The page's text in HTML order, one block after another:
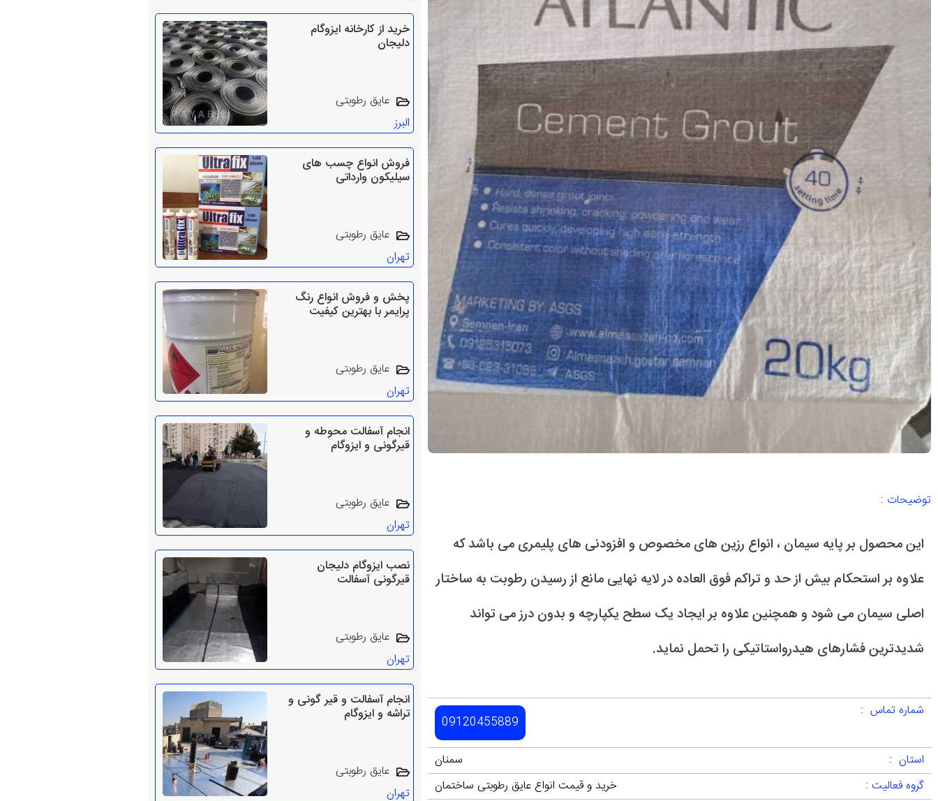
توضیحات :
این محصول بر پایه سیمان ، انواع رزین های مخصوص و افزودنی های پلیمری می باشد که
علاوه بر استحکام بیش از حد و تراکم فوق العاده در لایه نهایی مانع از رسیدن رطوبت به ساختار
اصلی سیمان می شود و همچنین علاوه بر ایجاد یک سطح یکپارچه و بدون درز می تواند
شدیدترین فشارهای هیدرواستاتیکی را تحمل نماید.
شماره تماس :
09120455889
استان :
سمنان
گروه فعالیت :
خرید و قیمت انواع عایق رطوبتی ساختمان
خرید از کارخانه ایزوگام
دلیجان
عایق رطوبتی
البرز
فروش انواع چسب های
سیلیکون وارداتی
عایق رطوبتی
تهران
پخش و فروش انواع رنگ
پرایمر با بهترین کیفیت
عایق رطوبتی
تهران
انجام آسفالت محوطه و
قیرگونی و ایزوگام
عایق رطوبتی
تهران
نصب ایزوگام دلیجان
قیرگونی آسفالت
عایق رطوبتی
تهران
انجام آسفالت و قیر گونی و
تراشه و ایزوگام
عایق رطوبتی
تهران